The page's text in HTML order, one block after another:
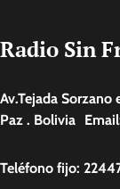
Radio Sin
Av.Tejada
Paz . Bolivia
Teléfono fijo: